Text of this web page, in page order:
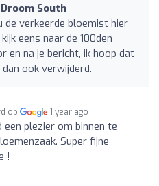
South
de verkeerde bloemist hier
eens naar de 100den
en na je bericht, ik hoop dat
ook verwijderd.
op 1 year ago
een plezier om binnen te
Super fijne
!